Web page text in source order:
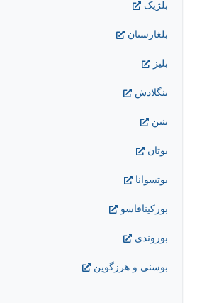
بلژیک
بلغارستان
بليز
بنگلادش
بنين
بوتان
بوتسوانا
بورکينافاسو
بوروندی
بوسنی و هرزگوین